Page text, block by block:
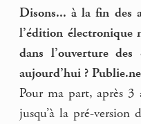
Disons... à la fin des
l’édition électronique
dans l’ouverture
aujourd’hui ?
Pour ma part, après 3
jusqu’à la pré-